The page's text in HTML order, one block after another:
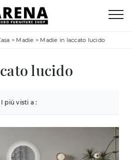
> Madie > Madie in laccato lucido
lucido
I più visti a :